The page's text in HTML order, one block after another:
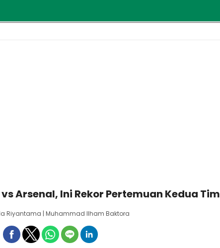
Arsenal, Ini Rekor Pertemuan Kedua Tim
Riyantama | Muhammad Ilham Baktora